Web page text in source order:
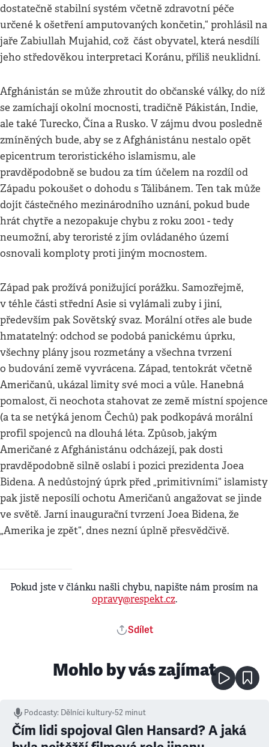
dostatečně stabilní systém včetně zdravotní péče
určené k ošetření amputovaných končetin,“ prohlásil na
jaře Zabiullah Mujahid, což část obyvatel, která nesdílí
jeho středověkou interpretaci Koránu, příliš neuklidní.
Afghánistán se může zhroutit do občanské války, do níž
se zamíchají okolní mocnosti, tradičně Pákistán, Indie,
ale také Turecko, Čína a Rusko. V zájmu dvou posledně
zmíněných bude, aby se z Afghánistánu nestalo opět
epicentrum teroristického islamismu, ale
pravděpodobně se budou za tím účelem na rozdíl od
Západu pokoušet o dohodu s Tálibánem. Ten tak může
dojít částečného mezinárodního uznání, pokud bude
hrát chytře a nezopakuje chybu z roku 2001 - tedy
neumožní, aby teroristé z jím ovládaného území
osnovali komploty proti jiným mocnostem.
Západ pak prožívá ponižující porážku. Samozřejmě,
v téhle části střední Asie si vylámali zuby i jiní,
především pak Sovětský svaz. Morální otřes ale bude
hmatatelný: odchod se podobá panickému úprku,
všechny plány jsou rozmetány a všechna tvrzení
o budování země vyvrácena. Západ, tentokrát včetně
Američanů, ukázal limity své moci a vůle. Hanebná
pomalost, či neochota stahovat ze země místní spojence
(a ta se netýká jenom Čechů) pak podkopává morální
profil spojenců na dlouhá léta. Způsob, jakým
Američané z Afghánistánu odcházejí, pak dosti
pravděpodobně silně oslabí i pozici prezidenta Joea
Bidena. A nedůstojný úprk před „primitivními“ islamisty
pak jistě neposílí ochotu Američanů angažovat se jinde
ve světě. Jarní inaugurační tvrzení Joea Bidena, že
„Amerika je zpět“, dnes nezní úplně přesvědčivě.
Pokud jste v článku našli chybu, napište nám prosím na
opravy@respekt.cz.
Sdílet
Mohlo by vás zajímat
Podcasty: Dělníci kultury•52 minut
Čím lidi spojoval Glen Hansard? A jaká